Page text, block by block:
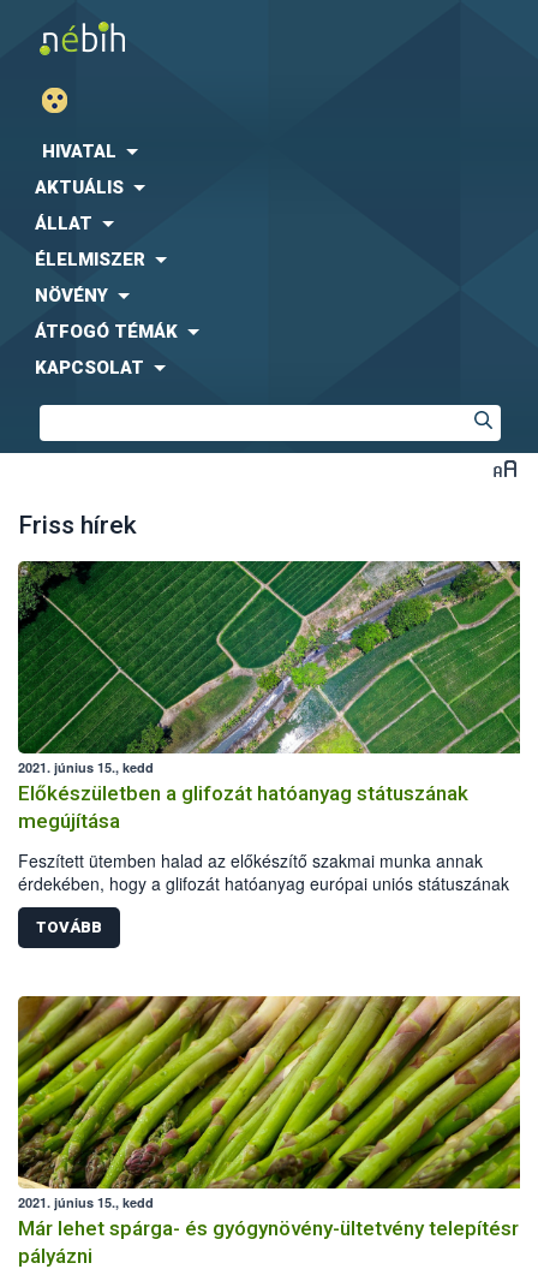
HIVATAL
AKTUÁLIS
ÁLLAT
ÉLELMISZER
NÖVÉNY
ÁTFOGÓ TÉMÁK
KAPCSOLAT
Friss hírek
2021. június 15., kedd
Előkészületben a glifozát hatóanyag státuszának
megújítása
Feszített ütemben halad az előkészítő szakmai munka annak
érdekében, hogy a glifozát hatóanyag európai uniós státuszának
megújításáról időben döntés születhessen. A négy előkészítő
határidőre elkészítette jelentéstervezetét, melyben, az eddigi
tudományos adatok alapján, a hatóanyag megújítására tettek
TOVÁBB
2021. június 15., kedd
Már lehet spárga- és gyógynövény-ültetvény telepítésre
pályázni